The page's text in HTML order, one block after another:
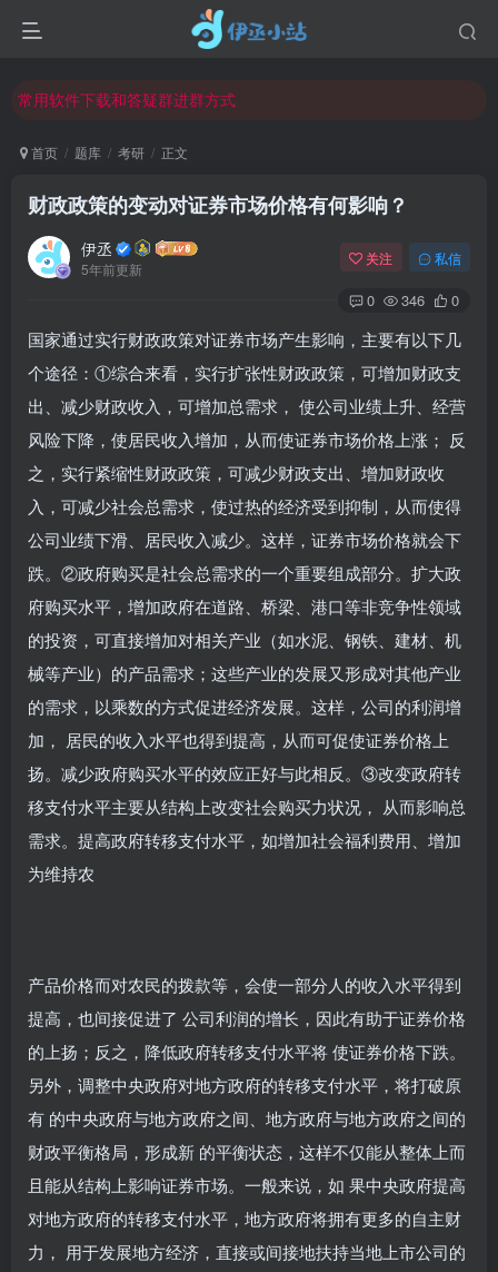
欢迎反馈网站中存在的问题和建议！
常用软件下载和答疑群进群方式
欢迎访问伊丞小站！
首页 题库 考研 正文
财政政策的变动对证券市场价格有何影响？
伊丞
5年前更新
关注 私信
0 346 0
国家通过实行财政政策对证券市场产生影响，主要有以下几
个途径：①综合来看，实行扩张性财政政策，可增加财政支
出、减少财政收入，可增加总需求， 使公司业绩上升、经营
风险下降，使居民收入增加，从而使证券市场价格上涨； 反
之，实行紧缩性财政政策，可减少财政支出、增加财政收
入，可减少社会总需求，使过热的经济受到抑制，从而使得
公司业绩下滑、居民收入减少。这样，证券市场价格就会下
跌。②政府购买是社会总需求的一个重要组成部分。扩大政
府购买水平，增加政府在道路、桥梁、港口等非竞争性领域
的投资，可直接增加对相关产业（如水泥、钢铁、建材、机
械等产业）的产品需求；这些产业的发展又形成对其他产业
的需求，以乘数的方式促进经济发展。这样，公司的利润增
加， 居民的收入水平也得到提高，从而可促使证券价格上
扬。减少政府购买水平的效应正好与此相反。③改变政府转
移支付水平主要从结构上改变社会购买力状况， 从而影响总
需求。提高政府转移支付水平，如增加社会福利费用、增加
为维持农
产品价格而对农民的拨款等，会使一部分人的收入水平得到
提高，也间接促进了 公司利润的增长，因此有助于证券价格
的上扬；反之，降低政府转移支付水平将 使证券价格下跌。
另外，调整中央政府对地方政府的转移支付水平，将打破原
有 的中央政府与地方政府之间、地方政府与地方政府之间的
财政平衡格局，形成新 的平衡状态，这样不仅能从整体上而
且能从结构上影响证券市场。一般来说，如 果中央政府提高
对地方政府的转移支付水平，地方政府将拥有更多的自主财
力， 用于发展地方经济，直接或间接地扶持当地上市公司的